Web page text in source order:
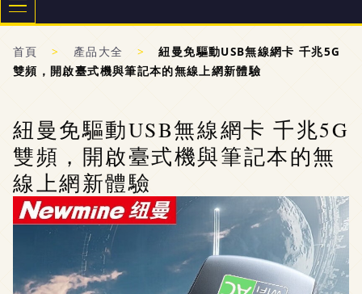
首頁 > 產品大全 >
紐曼免驅動USB無線網卡 千兆5G
雙頻，開啟臺式機與筆記本的無線上網新體驗
紐曼免驅動USB無線網卡 千兆5G
雙頻，開啟臺式機與筆記本的無
線上網新體驗